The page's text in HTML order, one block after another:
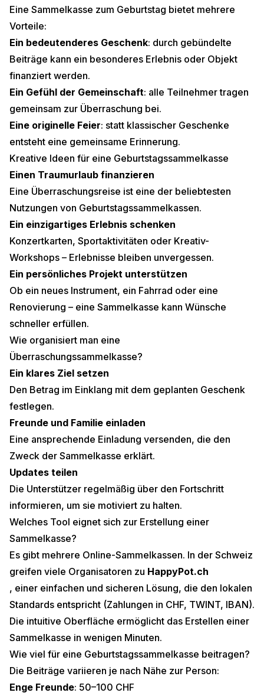
Eine Sammelkasse zum Geburtstag bietet mehrere
Vorteile:
Ein bedeutenderes Geschenk: durch gebündelte
Beiträge kann ein besonderes Erlebnis oder Objekt
finanziert werden.
Ein Gefühl der Gemeinschaft: alle Teilnehmer tragen
gemeinsam zur Überraschung bei.
Eine originelle Feier: statt klassischer Geschenke
entsteht eine gemeinsame Erinnerung.
Kreative Ideen für eine Geburtstagssammelkasse
Einen Traumurlaub finanzieren
Eine Überraschungsreise ist eine der beliebtesten
Nutzungen von Geburtstagssammelkassen.
Ein einzigartiges Erlebnis schenken
Konzertkarten, Sportaktivitäten oder Kreativ-
Workshops – Erlebnisse bleiben unvergessen.
Ein persönliches Projekt unterstützen
Ob ein neues Instrument, ein Fahrrad oder eine
Renovierung – eine Sammelkasse kann Wünsche
schneller erfüllen.
Wie organisiert man eine
Überraschungssammelkasse?
Ein klares Ziel setzen
Den Betrag im Einklang mit dem geplanten Geschenk
festlegen.
Freunde und Familie einladen
Eine ansprechende Einladung versenden, die den
Zweck der Sammelkasse erklärt.
Updates teilen
Die Unterstützer regelmäßig über den Fortschritt
informieren, um sie motiviert zu halten.
Welches Tool eignet sich zur Erstellung einer
Sammelkasse?
Es gibt mehrere Online-Sammelkassen. In der Schweiz
greifen viele Organisatoren zu HappyPot.ch
, einer einfachen und sicheren Lösung, die den lokalen
Standards entspricht (Zahlungen in CHF, TWINT, IBAN).
Die intuitive Oberfläche ermöglicht das Erstellen einer
Sammelkasse in wenigen Minuten.
Wie viel für eine Geburtstagssammelkasse beitragen?
Die Beiträge variieren je nach Nähe zur Person:
Enge Freunde: 50–100 CHF